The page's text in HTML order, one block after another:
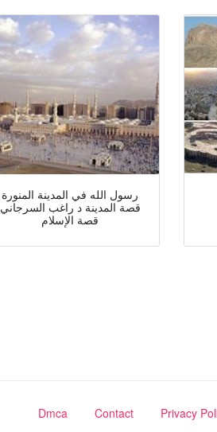
رسول الله في المدينة المنورة
قصة المدينة د راغب السرجاني
قصة الإسلام
Dmca Contact Privacy